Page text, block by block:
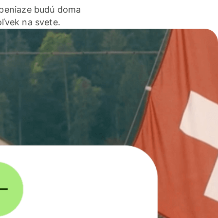
budú doma
na svete.